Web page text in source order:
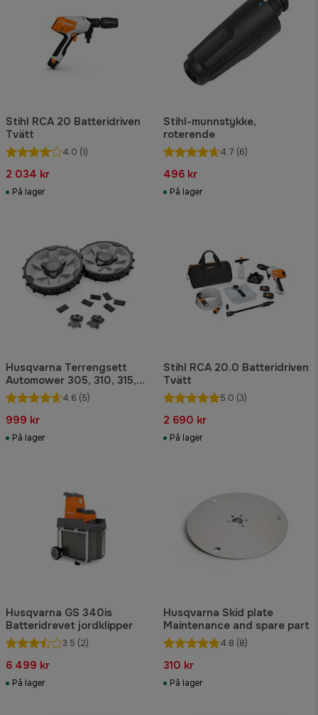
Stihl RCA 20 Batteridriven
Tvätt
4.0 (1)
2 034 kr
På lager
Stihl-munnstykke,
roterende
4.7 (6)
496 kr
På lager
Husqvarna Terrengsett
Automower 305, 310, 315,
405x och 415x
4.6 (5)
999 kr
På lager
Stihl RCA 20.0 Batteridriven
Tvätt
5.0 (3)
2 690 kr
På lager
Husqvarna GS 340is
Batteridrevet jordklipper
3.5 (2)
6 499 kr
På lager
Husqvarna Skid plate
Maintenance and spare part
4.8 (8)
310 kr
På lager